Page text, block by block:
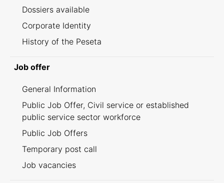
Dossiers available
Corporate Identity
History of the Peseta
Job offer
General Information
Public Job Offer, Civil service or established
public service sector workforce
Public Job Offers
Temporary post call
Job vacancies